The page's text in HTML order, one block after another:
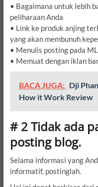
• Bagaimana untuk lebih
peliharaan Anda
• Link ke produk anjing
yang akan membunuh
• Menulis posting pada
• Memuat dengan iklan
BACA JUGA: Dji
How it Work Review
# 2 Tidak ada
posting blog.
Selama informasi yang
informatif, postinglah.